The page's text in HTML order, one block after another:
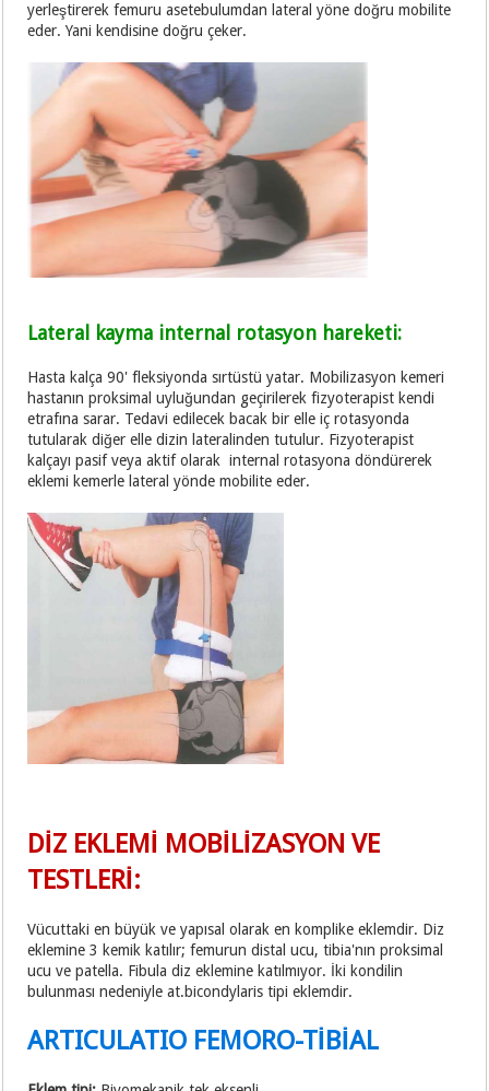
yerleştirerek femuru asetebulumdan lateral yöne doğru mobilite
eder. Yani kendisine doğru çeker.
Lateral kayma internal rotasyon hareketi:
Hasta kalça 90' fleksiyonda sırtüstü yatar. Mobilizasyon kemeri
hastanın proksimal uyluğundan geçirilerek fizyoterapist kendi
etrafına sarar. Tedavi edilecek bacak bir elle iç rotasyonda
tutularak diğer elle dizin lateralinden tutulur. Fizyoterapist
kalçayı pasif veya aktif olarak internal rotasyona döndürerek
eklemi kemerle lateral yönde mobilite eder.
DİZ EKLEMİ MOBİLİZASYON VE
TESTLERİ:
Vücuttaki en büyük ve yapısal olarak en komplike eklemdir. Diz
eklemine 3 kemik katılır; femurun distal ucu, tibia'nın proksimal
ucu ve patella. Fibula diz eklemine katılmıyor. İki kondilin
bulunması nedeniyle at.bicondylaris tipi eklemdir.
ARTICULATIO FEMORO-TİBİAL